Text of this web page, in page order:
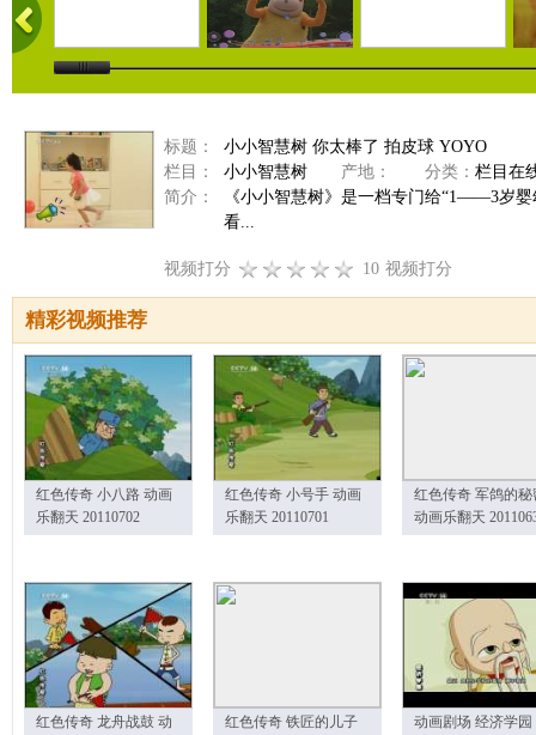
标题：
小小智慧树 你太棒了 拍皮球 YOYO
栏目：
小小智慧树 产地： 分类： 栏目在
简介：
《小小智慧树》是一档专门给“1——3岁
看...
视频打分 10 视频打分
精彩视频推荐
红色传奇 小八路 动画
乐翻天 20110702
红色传奇 小号手 动画
乐翻天 20110701
红色传奇 军鸽的秘
动画乐翻天
红色传奇 龙舟战鼓 动
红色传奇 铁匠的儿子
动画剧场 经济学园